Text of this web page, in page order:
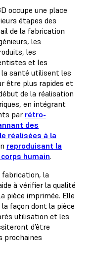
occupe une place
étapes des
de la fabrication
les
les
et les
santé utilisent les
être plus rapides et
de la réalisation
en intégrant
par rétro-
des
réalisées à la
reproduisant la
humain.
fabrication, la
à vérifier la qualité
pièce imprimée. Elle
façon dont la pièce
utilisation et les
d’être
prochaines